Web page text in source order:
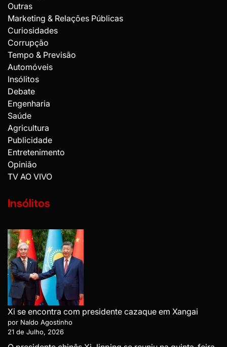
Outras
Marketing & Relações Públicas
Curiosidades
Corrupção
Tempo & Previsão
Automóveis
Insólitos
Debate
Engenharia
Saúde
Agricultura
Publicidade
Entretenimento
Opinião
TV AO VIVO
Insólitos
Xi se encontra com presidente cazaque em Xangai
por Naldo Agostinho
21 de Julho, 2026